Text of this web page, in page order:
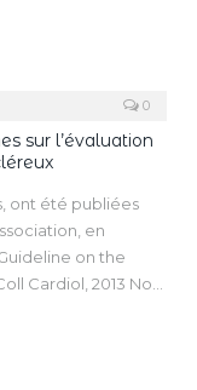
période par
de santé.
0
sur l’évaluation
ont été publiées
en
on the
Cardiol, 2013 Nov.